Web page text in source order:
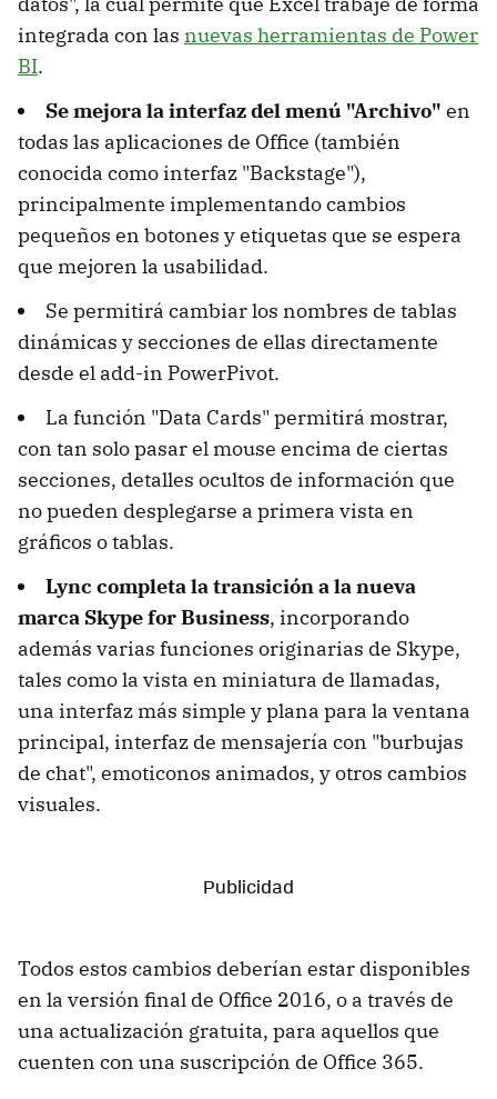
integrada con las nuevas herramientas de Power
BI.
Se mejora la interfaz del menú "Archivo" en
todas las aplicaciones de Office (también
conocida como interfaz "Backstage"),
principalmente implementando cambios
pequeños en botones y etiquetas que se espera
que mejoren la usabilidad.
Se permitirá cambiar los nombres de tablas
dinámicas y secciones de ellas directamente
desde el add-in PowerPivot.
La función "Data Cards" permitirá mostrar,
con tan solo pasar el mouse encima de ciertas
secciones, detalles ocultos de información que
no pueden desplegarse a primera vista en
gráficos o tablas.
Lync completa la transición a la nueva
marca Skype for Business, incorporando
además varias funciones originarias de Skype,
tales como la vista en miniatura de llamadas,
una interfaz más simple y plana para la ventana
principal, interfaz de mensajería con "burbujas
de chat", emoticonos animados, y otros cambios
visuales.
Todos estos cambios deberían estar disponibles
en la versión final de Office 2016, o a través de
una actualización gratuita, para aquellos que
cuenten con una suscripción de Office 365.